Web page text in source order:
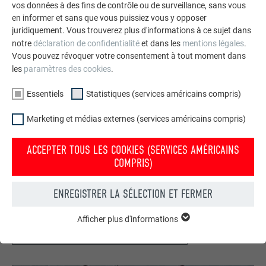
Votre maison au look PREFA
Nous vous présentons un montage photo de l’aspect
qu’aurait votre maison avec une toiture ou une façade
vos données à des fins de contrôle ou de surveillance, sans vous
en informer et sans que vous puissiez vous y opposer
juridiquement. Vous trouverez plus d'informations à ce sujet dans
notredéclaration de confidentialitéet dans les mentions légales.
Vous pouvez révoquer votre consentement à tout moment dans
les paramètres des cookies.
Essentiels Statistiques (services américains compris)
Marketing et médias externes (services américains compris)
ACCEPTER TOUS LES COOKIES (SERVICES AMÉRICAINS
COMPRIS)
ENREGISTRER LA SÉLECTION ET FERMER
fonctions de base du site Internet. Ils garantissent que le site
Afficher plus d'informations